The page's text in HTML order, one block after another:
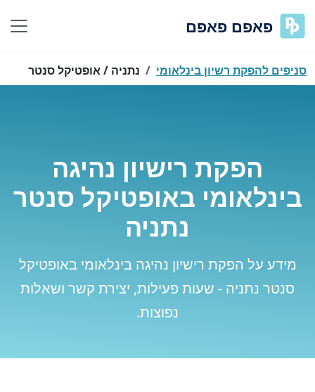
פאפם פאפם
סניפים להפקת רשיון בינלאומי נתניה / אופטיקל סנטר
הפקת רישיון נהיגה
בינלאומי באופטיקל סנטר
נתניה
מידע על הפקת רישיון נהיגה בינלאומי באופטיקל
סנטר נתניה - שעות פעילות, יצירת קשר ושאלות
נפוצות.